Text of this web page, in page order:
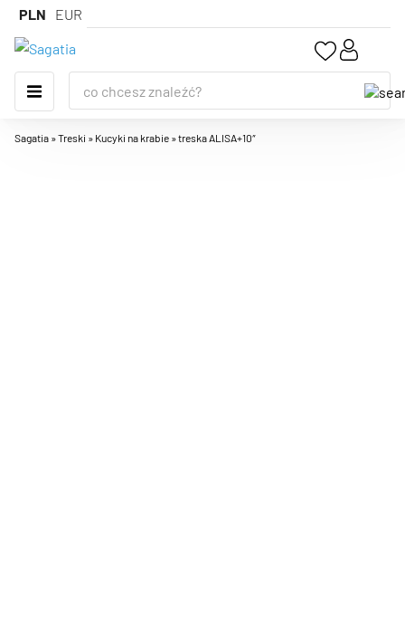
PLN EUR
Sagatia »Treski » Kucyki na krabie »treska ALISA+10″